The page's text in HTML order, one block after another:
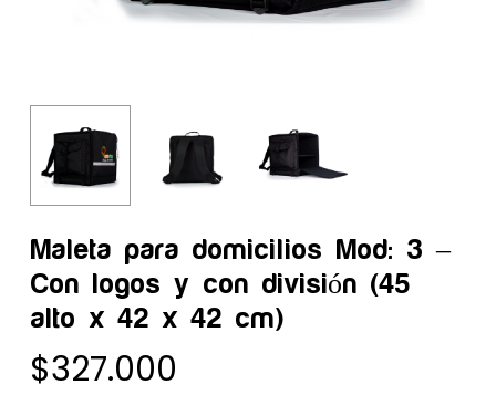
Maleta para domicilios Mod: 3 –
Con logos y con división (45
alto x 42 x 42 cm)
$327.000